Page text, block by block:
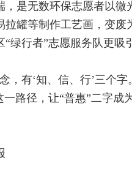
，是无数环保志愿者以
拉罐等制作工艺画，变
绿行者”志愿服务队更
，有‘知、信、行’三个
一路径，让“普惠”二字成